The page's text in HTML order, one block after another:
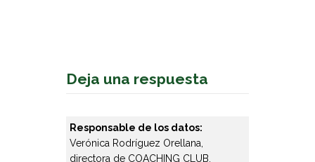
Deja una respuesta
Responsable de los datos:
Verónica Rodríguez Orellana,
directora de COACHING CLUB.